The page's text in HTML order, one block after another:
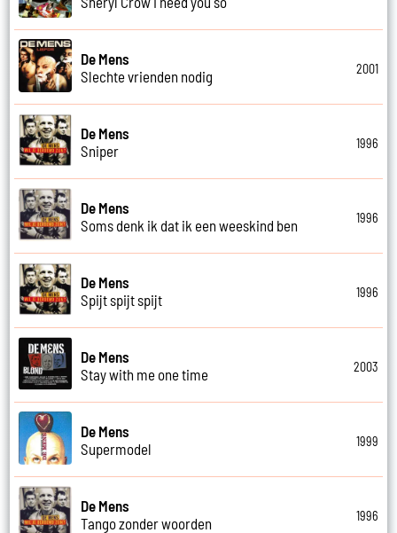
De Mens
Slechte vrienden nodig
2001
De Mens
Sniper
1996
De Mens
Soms denk ik dat ik een weeskind ben
1996
De Mens
Spijt spijt spijt
1996
De Mens
Stay with me one time
2003
De Mens
Supermodel
1999
De Mens
Tango zonder woorden
1996